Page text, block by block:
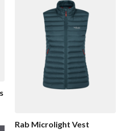
Rab Microlight Vest